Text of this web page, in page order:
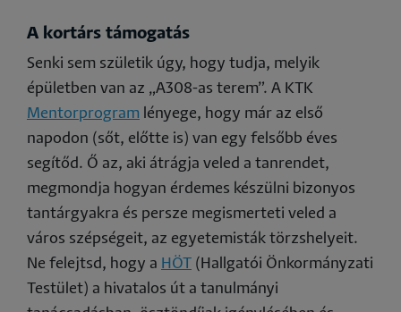
A kortárs támogatás
Senki sem születik úgy, hogy tudja, melyik
épületben van az „A308-as terem”. A KTK
Mentorprogram lényege, hogy már az első
napodon (sőt, előtte is) van egy felsőbb éves
segítőd. Ő az, aki átrágja veled a tanrendet,
megmondja hogyan érdemes készülni bizonyos
tantárgyakra és persze megismerteti veled a
város szépségeit, az egyetemisták törzshelyeit.
Ne felejtsd, hogy a HÖT (Hallgatói Önkormányzati
Testület) a hivatalos út a tanulmányi